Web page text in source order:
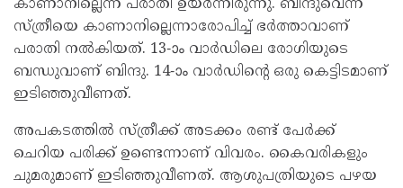
കാണാനില്ലെന്ന് പരാതി ഉയര്‍ന്നിരുന്നു. ബിന്ദുവെന്ന
സ്ത്രീയെ കാണാനില്ലെന്നാരോപിച്ച് ഭര്‍ത്താവാണ്
പരാതി നല്‍കിയത്. 13-ാം വാര്‍ഡിലെ രോഗിയുടെ
ബന്ധുവാണ് ബിന്ദു. 14-ാം വാര്‍ഡിന്റെ ഒരു കെട്ടിടമാണ്
ഇടിഞ്ഞുവീണത്.
അപകടത്തില്‍ സ്ത്രീക്ക് അടക്കം രണ്ട് പേര്‍ക്ക്
ചെറിയ പരിക്ക് ഉണ്ടെന്നാണ് വിവരം. കൈവരികളും
ചുമരുമാണ് ഇടിഞ്ഞുവീണത്. ആശുപത്രിയുടെ പഴയ